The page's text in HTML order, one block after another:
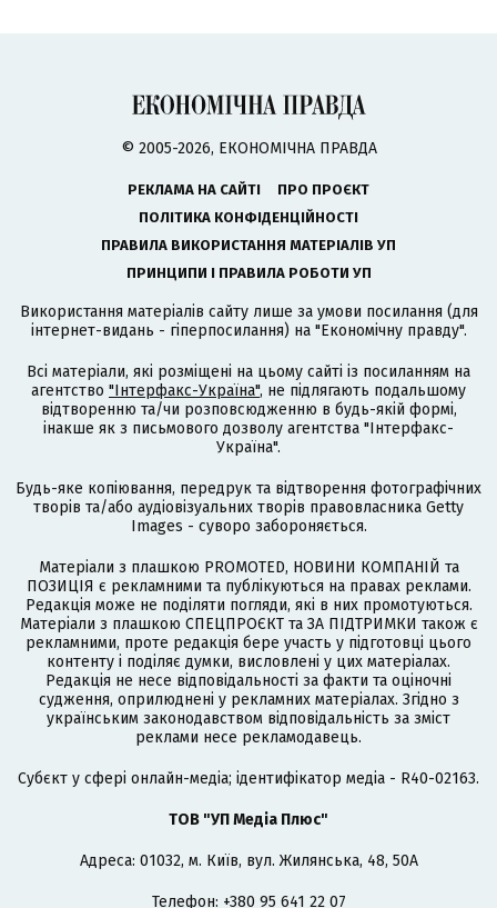
© 2005-2026, ЕКОНОМІЧНА ПРАВДА
РЕКЛАМА НА САЙТІ
ПРО ПРОЄКТ
ПОЛІТИКА КОНФІДЕНЦІЙНОСТІ
ПРАВИЛА ВИКОРИСТАННЯ МАТЕРІАЛІВ УП
ПРИНЦИПИ І ПРАВИЛА РОБОТИ УП
Використання матеріалів сайту лише за умови посилання (для
інтернет-видань - гіперпосилання) на "Економічну правду".
Всі матеріали, які розміщені на цьому сайті із посиланням на
агентство "Інтерфакс-Україна", не підлягають подальшому
відтворенню та/чи розповсюдженню в будь-якій формі,
інакше як з письмового дозволу агентства "Інтерфакс-
Україна".
Будь-яке копіювання, передрук та відтворення фотографічних
творів та/або аудіовізуальних творів правовласника Getty
Images - суворо забороняється.
Матеріали з плашкою PROMOTED, НОВИНИ КОМПАНІЙ та
ПОЗИЦІЯ є рекламними та публікуються на правах реклами.
Редакція може не поділяти погляди, які в них промотуються.
Матеріали з плашкою СПЕЦПРОЄКТ та ЗА ПІДТРИМКИ також є
рекламними, проте редакція бере участь у підготовці цього
контенту і поділяє думки, висловлені у цих матеріалах.
Редакція не несе відповідальності за факти та оціночні
судження, оприлюднені у рекламних матеріалах. Згідно з
українським законодавством відповідальність за зміст
реклами несе рекламодавець.
Cубєкт у сфері онлайн-медіа; ідентифікатор медіа - R40-02163.
ТОВ "УП Медіа Плюс"
Адреса: 01032, м. Київ, вул. Жилянська, 48, 50А
Телефон: +380 95 641 22 07